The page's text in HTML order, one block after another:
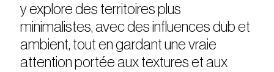
y explore des territoires plus
minimalistes, avec des influences dub et
ambient, tout en gardant une vraie
attention portée aux textures et aux